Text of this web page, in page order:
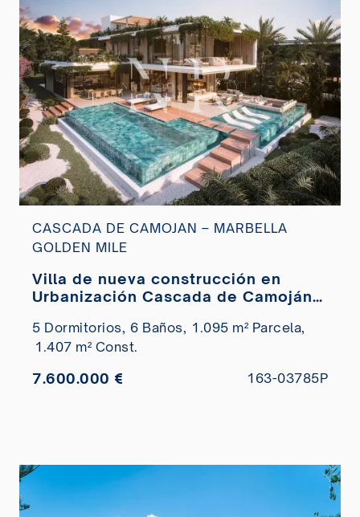
CASCADA DE CAMOJAN – MARBELLA
GOLDEN MILE
Villa de nueva construcción en
Urbanización Cascada de Camoján
venta
5 Dormitorios, 6 Baños, 1.095 m² Parcela,
1.407 m² Const.
7.600.000 € 163-03785P